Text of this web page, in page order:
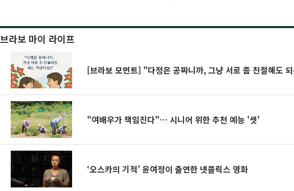
브라보 마이 라이프
[브라보 모먼트] "다정은 공짜니까, 그냥 서로 좀 친절해도
"여배우가 책임진다"… 시니어 위한 추천 예능 '셋'
‘오스카의 기적’ 윤여정이 출연한 넷플릭스 영화